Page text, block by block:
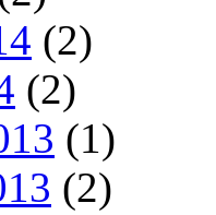
(2)
(2)
(1)
(2)